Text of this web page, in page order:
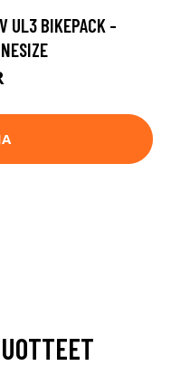
UL3 BIKEPACK -